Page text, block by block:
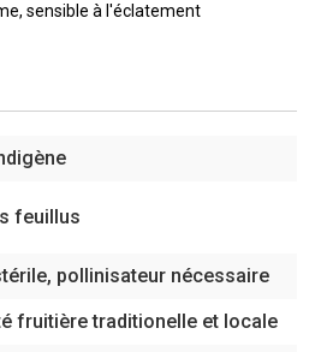
sensible à l'éclatement
feuillus
pollinisateur nécessaire
fruitière traditionelle et locale